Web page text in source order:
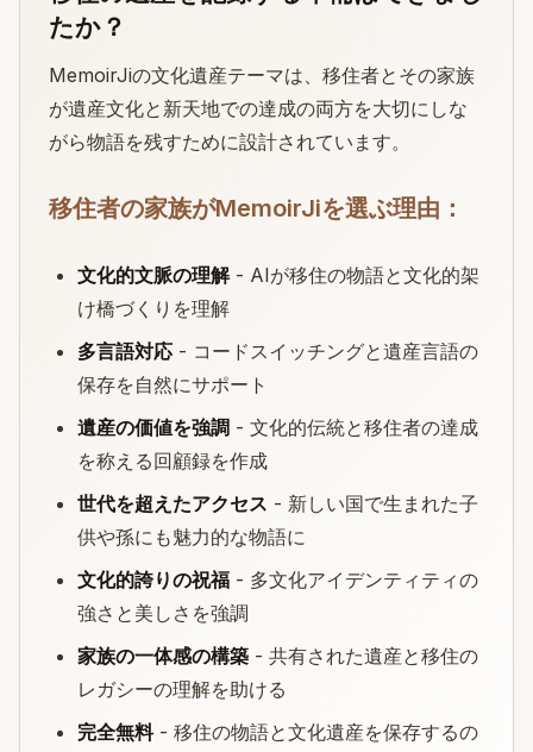
たか？
MemoirJiの文化遺産テーマは、移住者とその家族
が遺産文化と新天地での達成の両方を大切にしな
がら物語を残すために設計されています。
移住者の家族がMemoirJiを選ぶ理由：
文化的文脈の理解- AIが移住の物語と文化的架
け橋づくりを理解
多言語対応 - コードスイッチングと遺産言語の
保存を自然にサポート
遺産の価値を強調 - 文化的伝統と移住者の達成
を称える回顧録を作成
世代を超えたアクセス - 新しい国で生まれた子
供や孫にも魅力的な物語に
文化的誇りの祝福 - 多文化アイデンティティの
強さと美しさを強調
家族の一体感の構築 - 共有された遺産と移住の
レガシーの理解を助ける
完全無料- 移住の物語と文化遺産を保存するの